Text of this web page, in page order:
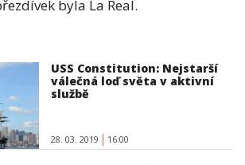
byla La Real.
USS Constitution: Nejstarší
válečná loď světa v aktivní
službě
28. 03. 2019 16:00